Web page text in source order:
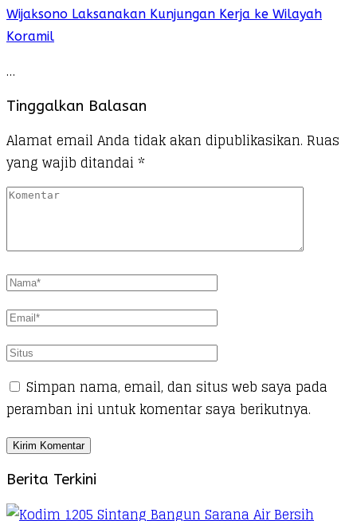
Wijaksono Laksanakan Kunjungan Kerja ke Wilayah
Koramil
…
Tinggalkan Balasan
Alamat email Anda tidak akan dipublikasikan. Ruas
yang wajib ditandai *
Simpan nama, email, dan situs web saya pada
peramban ini untuk komentar saya berikutnya.
Berita Terkini